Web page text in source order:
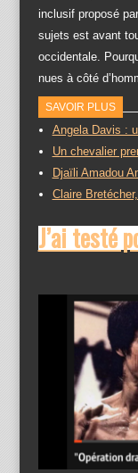
inclusif proposé
sujets est avant
occidentale.
nues à côté
SAVOIR PLUS
Angela Davis :
Un chevalier
Djaïli Amadou
Claire
J’ai testé